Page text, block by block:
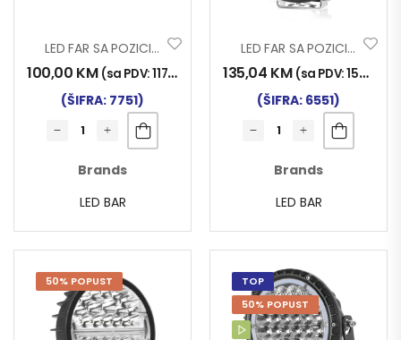
LED FAR SA POZICIJOM DRL+TREPTAČ OVALNI 9-80V 60W FHS9
100,00 KM (sa PDV:117,00
(ŠIFRA: 7751)
Brands
LED BAR
LED FAR SA POZICIJOM OKRUGLI 10-30V 140W DIAMOND
135,04 KM (sa PDV:158,00
(ŠIFRA: 6551)
Brands
LED BAR
50% POPUST
TOP
50% POPUST